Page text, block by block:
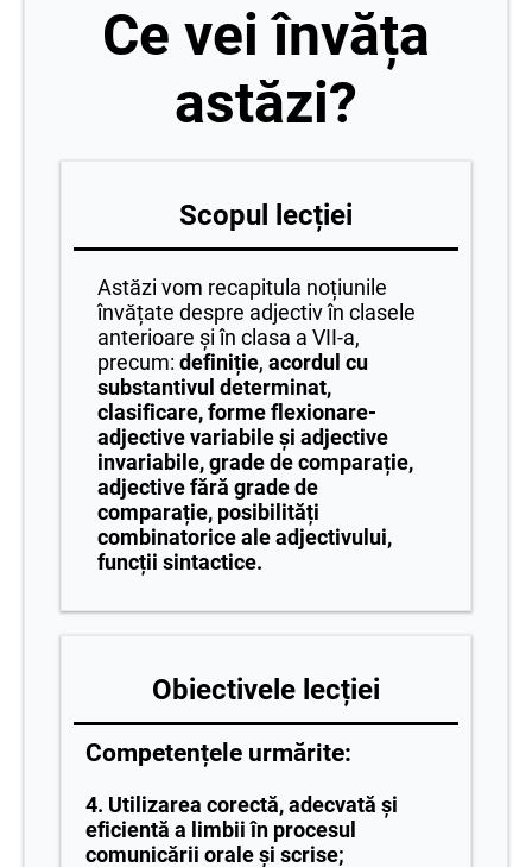
Ce vei învăța
astăzi?
Scopul lecției
Astăzi vom recapitula noțiunile
învățate despre adjectiv în clasele
anterioare și în clasa a VII-a,
precum: definiție, acordul cu
substantivul determinat,
clasificare, forme flexionare-
adjective variabile și adjective
invariabile, grade de comparație,
adjective fără grade de
comparație, posibilități
combinatorice ale adjectivului,
funcții sintactice.
Obiectivele lecției
Competențele urmărite:
4. Utilizarea corectă, adecvată și
eficientă a limbii în procesul
comunicării orale și scrise;